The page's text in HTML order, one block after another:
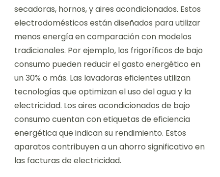
secadoras, hornos, y aires acondicionados. Estos
electrodomésticos están diseñados para utilizar
menos energía en comparación con modelos
tradicionales. Por ejemplo, los frigoríficos de bajo
consumo pueden reducir el gasto energético en
un 30% o más. Las lavadoras eficientes utilizan
tecnologías que optimizan el uso del agua y la
electricidad. Los aires acondicionados de bajo
consumo cuentan con etiquetas de eficiencia
energética que indican su rendimiento. Estos
aparatos contribuyen a un ahorro significativo en
las facturas de electricidad.